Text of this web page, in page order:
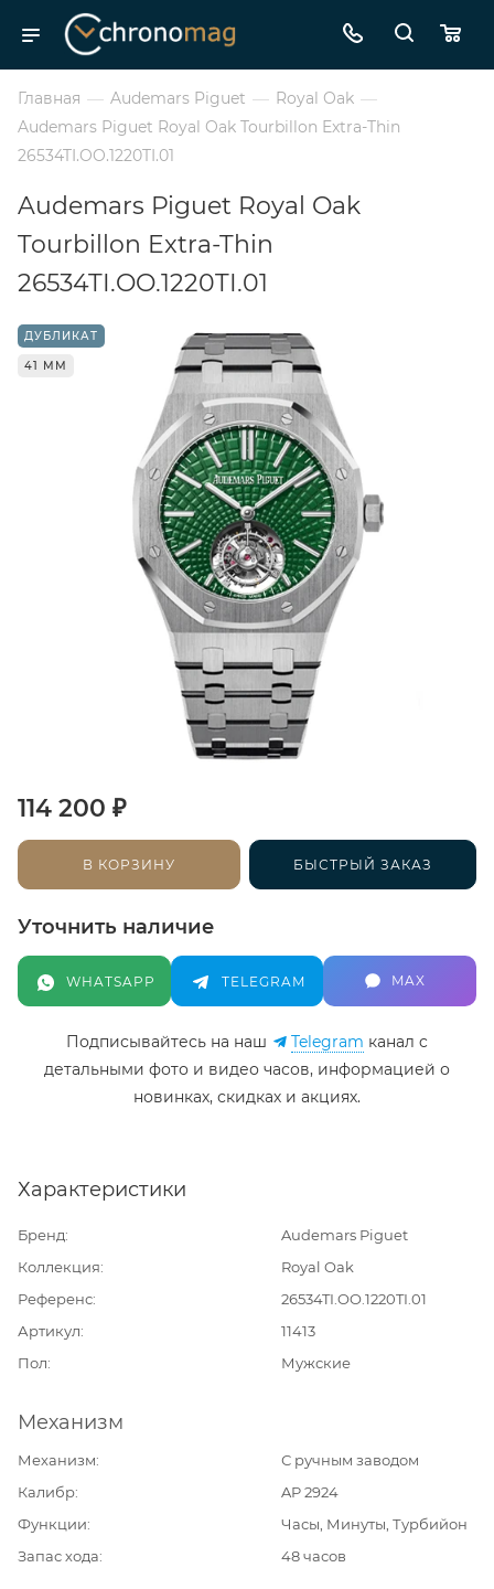
Главная — Audemars Piguet — Royal Oak —
Audemars Piguet Royal Oak Tourbillon Extra-Thin
26534TI.OO.1220TI.01
Audemars Piguet Royal Oak
Tourbillon Extra-Thin
26534TI.OO.1220TI.01
ДУБЛИКАТ
41 ММ
114 200 ₽
В КОРЗИНУ БЫСТРЫЙ ЗАКАЗ
Уточнить наличие
WHATSAPP TELEGRAM MAX
Подписывайтесь на наш Telegram канал c
детальными фото и видео часов, информацией о
новинках, скидках и акциях.
Характеристики
Бренд
Audemars Piguet
Коллекция
Royal Oak
Референс
26534TI.OO.1220TI.01
Артикул
11413
Пол
Мужские
Механизм
Механизм
С ручным заводом
Калибр
AP 2924
Функции
Часы, Минуты, Турбийон
Запас хода
48 часов